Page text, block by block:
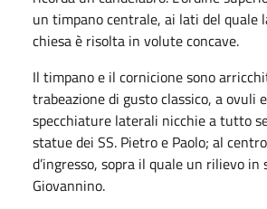
un timpano centrale, ai lati del quale
chiesa è risolta in volute concave.
Il timpano e il cornicione sono
trabeazione di gusto classico, a ovuli
specchiature laterali nicchie a tutto
statue dei SS. Pietro e Paolo; al
d’ingresso, sopra il quale un rilievo in
Giovannino.